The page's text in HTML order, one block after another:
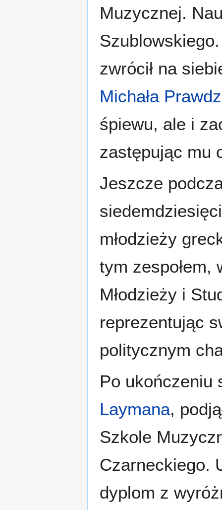
Muzycznej.
zwrócił na
Michała
śpiewu, ale i
zastępując mu
Jeszcze
młodzieży
tym zespołem,
Młodzieży i
reprezentując
politycznym
Po ukończeniu
Laymana,
Szkole
Czarneckiego.
dyplom z